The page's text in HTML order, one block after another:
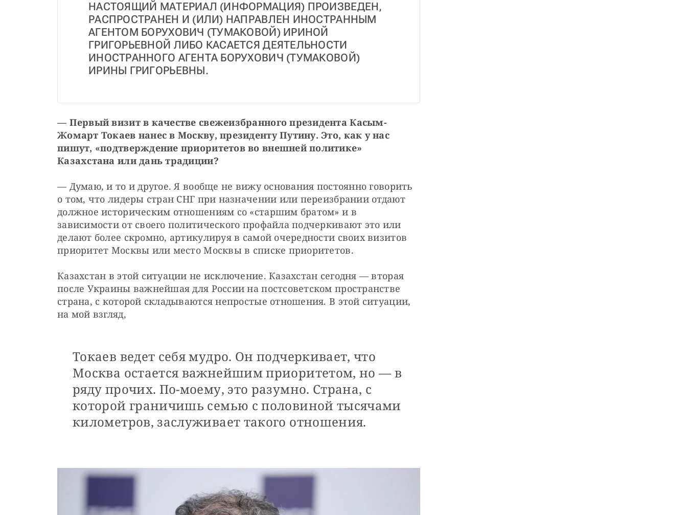
НАСТОЯЩИЙ МАТЕРИАЛ (ИНФОРМАЦИЯ) ПРОИЗВЕДЕН,
РАСПРОСТРАНЕН И (ИЛИ) НАПРАВЛЕН ИНОСТРАННЫМ
АГЕНТОМ БОРУХОВИЧ (ТУМАКОВОЙ) ИРИНОЙ
ГРИГОРЬЕВНОЙ ЛИБО КАСАЕТСЯ ДЕЯТЕЛЬНОСТИ
ИНОСТРАННОГО АГЕНТА БОРУХОВИЧ (ТУМАКОВОЙ)
ИРИНЫ ГРИГОРЬЕВНЫ.
— Первый визит в качестве свежеизбранного президента Касым-
Жомарт Токаев нанес в Москву, президенту Путину. Это, как у нас
пишут, «подтверждение приоритетов во внешней политике»
Казахстана или дань традиции?
— Думаю, и то и другое. Я вообще не вижу основания постоянно говорить
о том, что лидеры стран СНГ при назначении или переизбрании отдают
должное историческим отношениям со «старшим братом» и в
зависимости от своего политического профайла подчеркивают это или
делают более скромно, артикулируя в самой очередности своих визитов
приоритет Москвы или место Москвы в списке приоритетов.
Казахстан в этой ситуации не исключение. Казахстан сегодня — вторая
после Украины важнейшая для России на постсоветском пространстве
страна, с которой складываются непростые отношения. В этой ситуации,
на мой взгляд,
Токаев ведет себя мудро. Он подчеркивает, что
Москва остается важнейшим приоритетом, но — в
ряду прочих. По-моему, это разумно. Страна, с
которой граничишь семью с половиной тысячами
километров, заслуживает такого отношения.